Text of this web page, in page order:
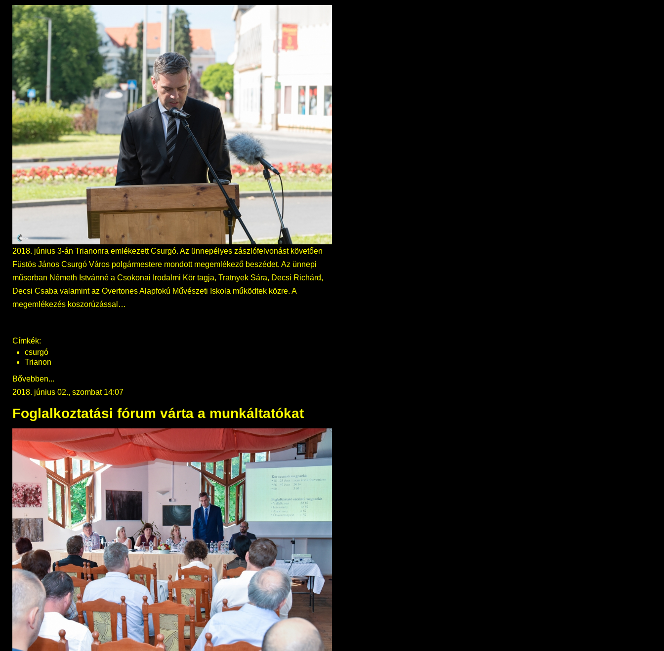
2018. június 3-án Trianonra emlékezett Csurgó. Az ünnepélyes zászlófelvonást követően
Füstös János Csurgó Város polgármestere mondott megemlékező beszédet. Az ünnepi
műsorban Németh Istvánné a Csokonai Irodalmi Kör tagja, Tratnyek Sára, Decsi Richárd,
Decsi Csaba valamint az Overtones Alapfokú Művészeti Iskola működtek közre. A
megemlékezés koszorúzással…
Címkék:
csurgó
Trianon
Bővebben...
2018. június 02., szombat 14:07
Foglalkoztatási fórum várta a munkáltatókat